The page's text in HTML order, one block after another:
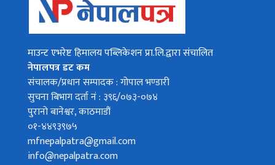
माउन्ट एभरेष्ट हिमालय पब्लिकेशन प्रा.लि.द्वारा संचालित
नेपालपत्र डट कम
संचालक/प्रधान सम्पादक : गोपाल भण्डारी
सुचना बिभाग दर्ता नं : ३९६/०७३-०७४
पुरानो बानेश्वर, काठमाडौं
०१-४४९३९७५
mfnepalpatra@gmail.com
info@nepalpatra.com